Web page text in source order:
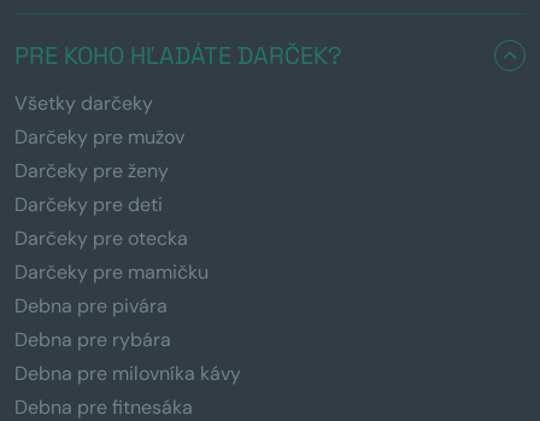
PRE KOHO HĽADÁTE DARČEK?
Všetky darčeky
Darčeky pre mužov
Darčeky pre ženy
Darčeky pre deti
Darčeky pre otecka
Darčeky pre mamičku
Debna pre pivára
Debna pre rybára
Debna pre milovníka kávy
Debna pre fitnesáka